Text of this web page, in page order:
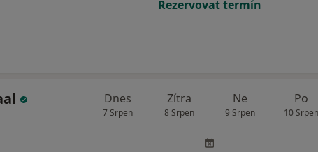
Rezervovat termín
Dnes
7 Srpen
Zítra
8 Srpen
Ne
9 Srpen
Po
10 Srpen